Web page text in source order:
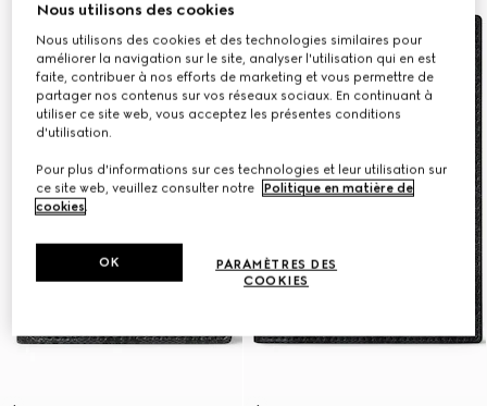
Nous utilisons des cookies
Nous utilisons des cookies et des technologies similaires pour
améliorer la navigation sur le site, analyser l'utilisation qui en est
faite, contribuer à nos efforts de marketing et vous permettre de
partager nos contenus sur vos réseaux sociaux. En continuant à
utiliser ce site web, vous acceptez les présentes conditions
d'utilisation.
Pour plus d'informations sur ces technologies et leur utilisation sur
ce site web, veuillez consulter notre
Politique en matière de
cookies.
PARAMÈTRES DES
COOKIES
OK